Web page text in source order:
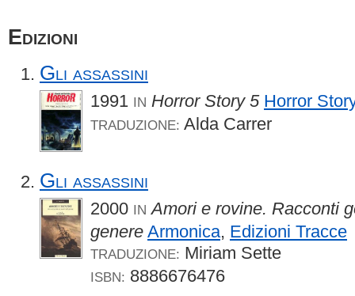
Edizioni
Gli assassini
1991 IN Horror Story 5 Horror
TRADUZIONE: Alda Carrer
Gli assassini
2000 IN Amori e rovine. Racconti
genere Armonica, Edizioni Tracce
TRADUZIONE: Miriam Sette
ISBN: 8886676476